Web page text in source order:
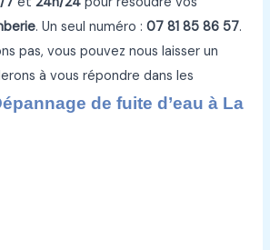
. Un seul numéro :07 81 85 86 57.
pas, vous pouvez nous laisser un
à vous répondre dans les
de fuite d’eau à La